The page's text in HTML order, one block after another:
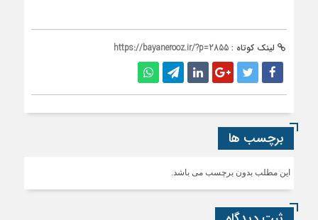
لینک کوتاه : https://bayanerooz.ir/?p=2855
برچسب ها
این مطلب بدون برچسب می باشد.